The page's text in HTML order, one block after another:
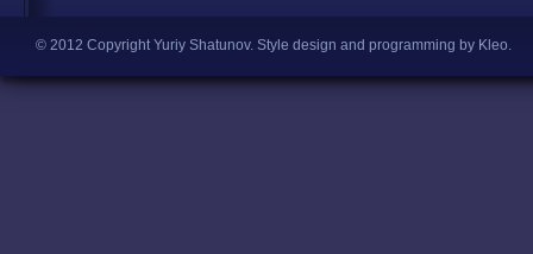
© 2012 Copyright Yuriy Shatunov. Style design and programming by Kleo.